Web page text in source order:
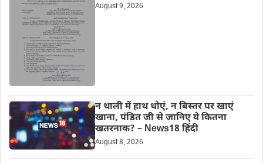
August 9, 2026
न थाली में हाथ धोएं, न बिस्तर पर खाएं
खाना, पंडित जी से जानिए ये कितना
खतरनाक? – News18 हिंदी
August 8, 2026